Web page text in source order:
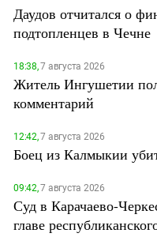
Даудов отчитался о
подтопленцев в Чечне
18:38,7 августа 2026
Житель Ингушетии
комментарий
12:42,7 августа 2026
Боец из Калмыкии
09:42,7 августа 2026
Суд в Карачаево-
главе